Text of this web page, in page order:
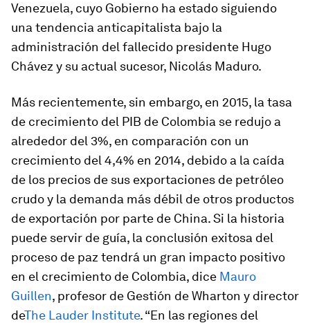
Venezuela, cuyo Gobierno ha estado siguiendo
una tendencia anticapitalista bajo la
administración del fallecido presidente Hugo
Chávez y su actual sucesor, Nicolás Maduro.
Más recientemente, sin embargo, en 2015, la tasa
de crecimiento del PIB de Colombia se redujo a
alrededor del 3%, en comparación con un
crecimiento del 4,4% en 2014, debido a la caída
de los precios de sus exportaciones de petróleo
crudo y la demanda más débil de otros productos
de exportación por parte de China. Si la historia
puede servir de guía, la conclusión exitosa del
proceso de paz tendrá un gran impacto positivo
en el crecimiento de Colombia, dice Mauro
Guillen, profesor de Gestión de Wharton y director
deThe Lauder Institute. “En las regiones del